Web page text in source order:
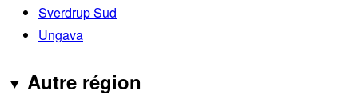
Sverdrup Sud
Ungava
Autre région